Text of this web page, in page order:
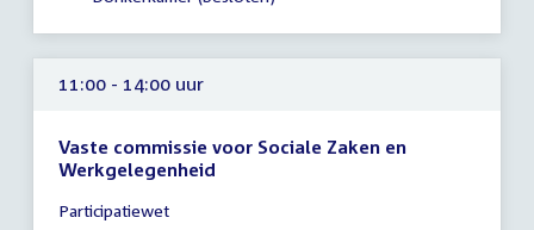
uur
11:00 - 14:00 uur
Vaste commissie voor Sociale Zaken en
Werkgelegenheid
vergadering
Participatiewet